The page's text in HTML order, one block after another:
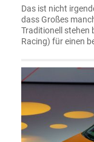
Das ist nicht
dass Großes
Traditionell stehen
Racing) für einen